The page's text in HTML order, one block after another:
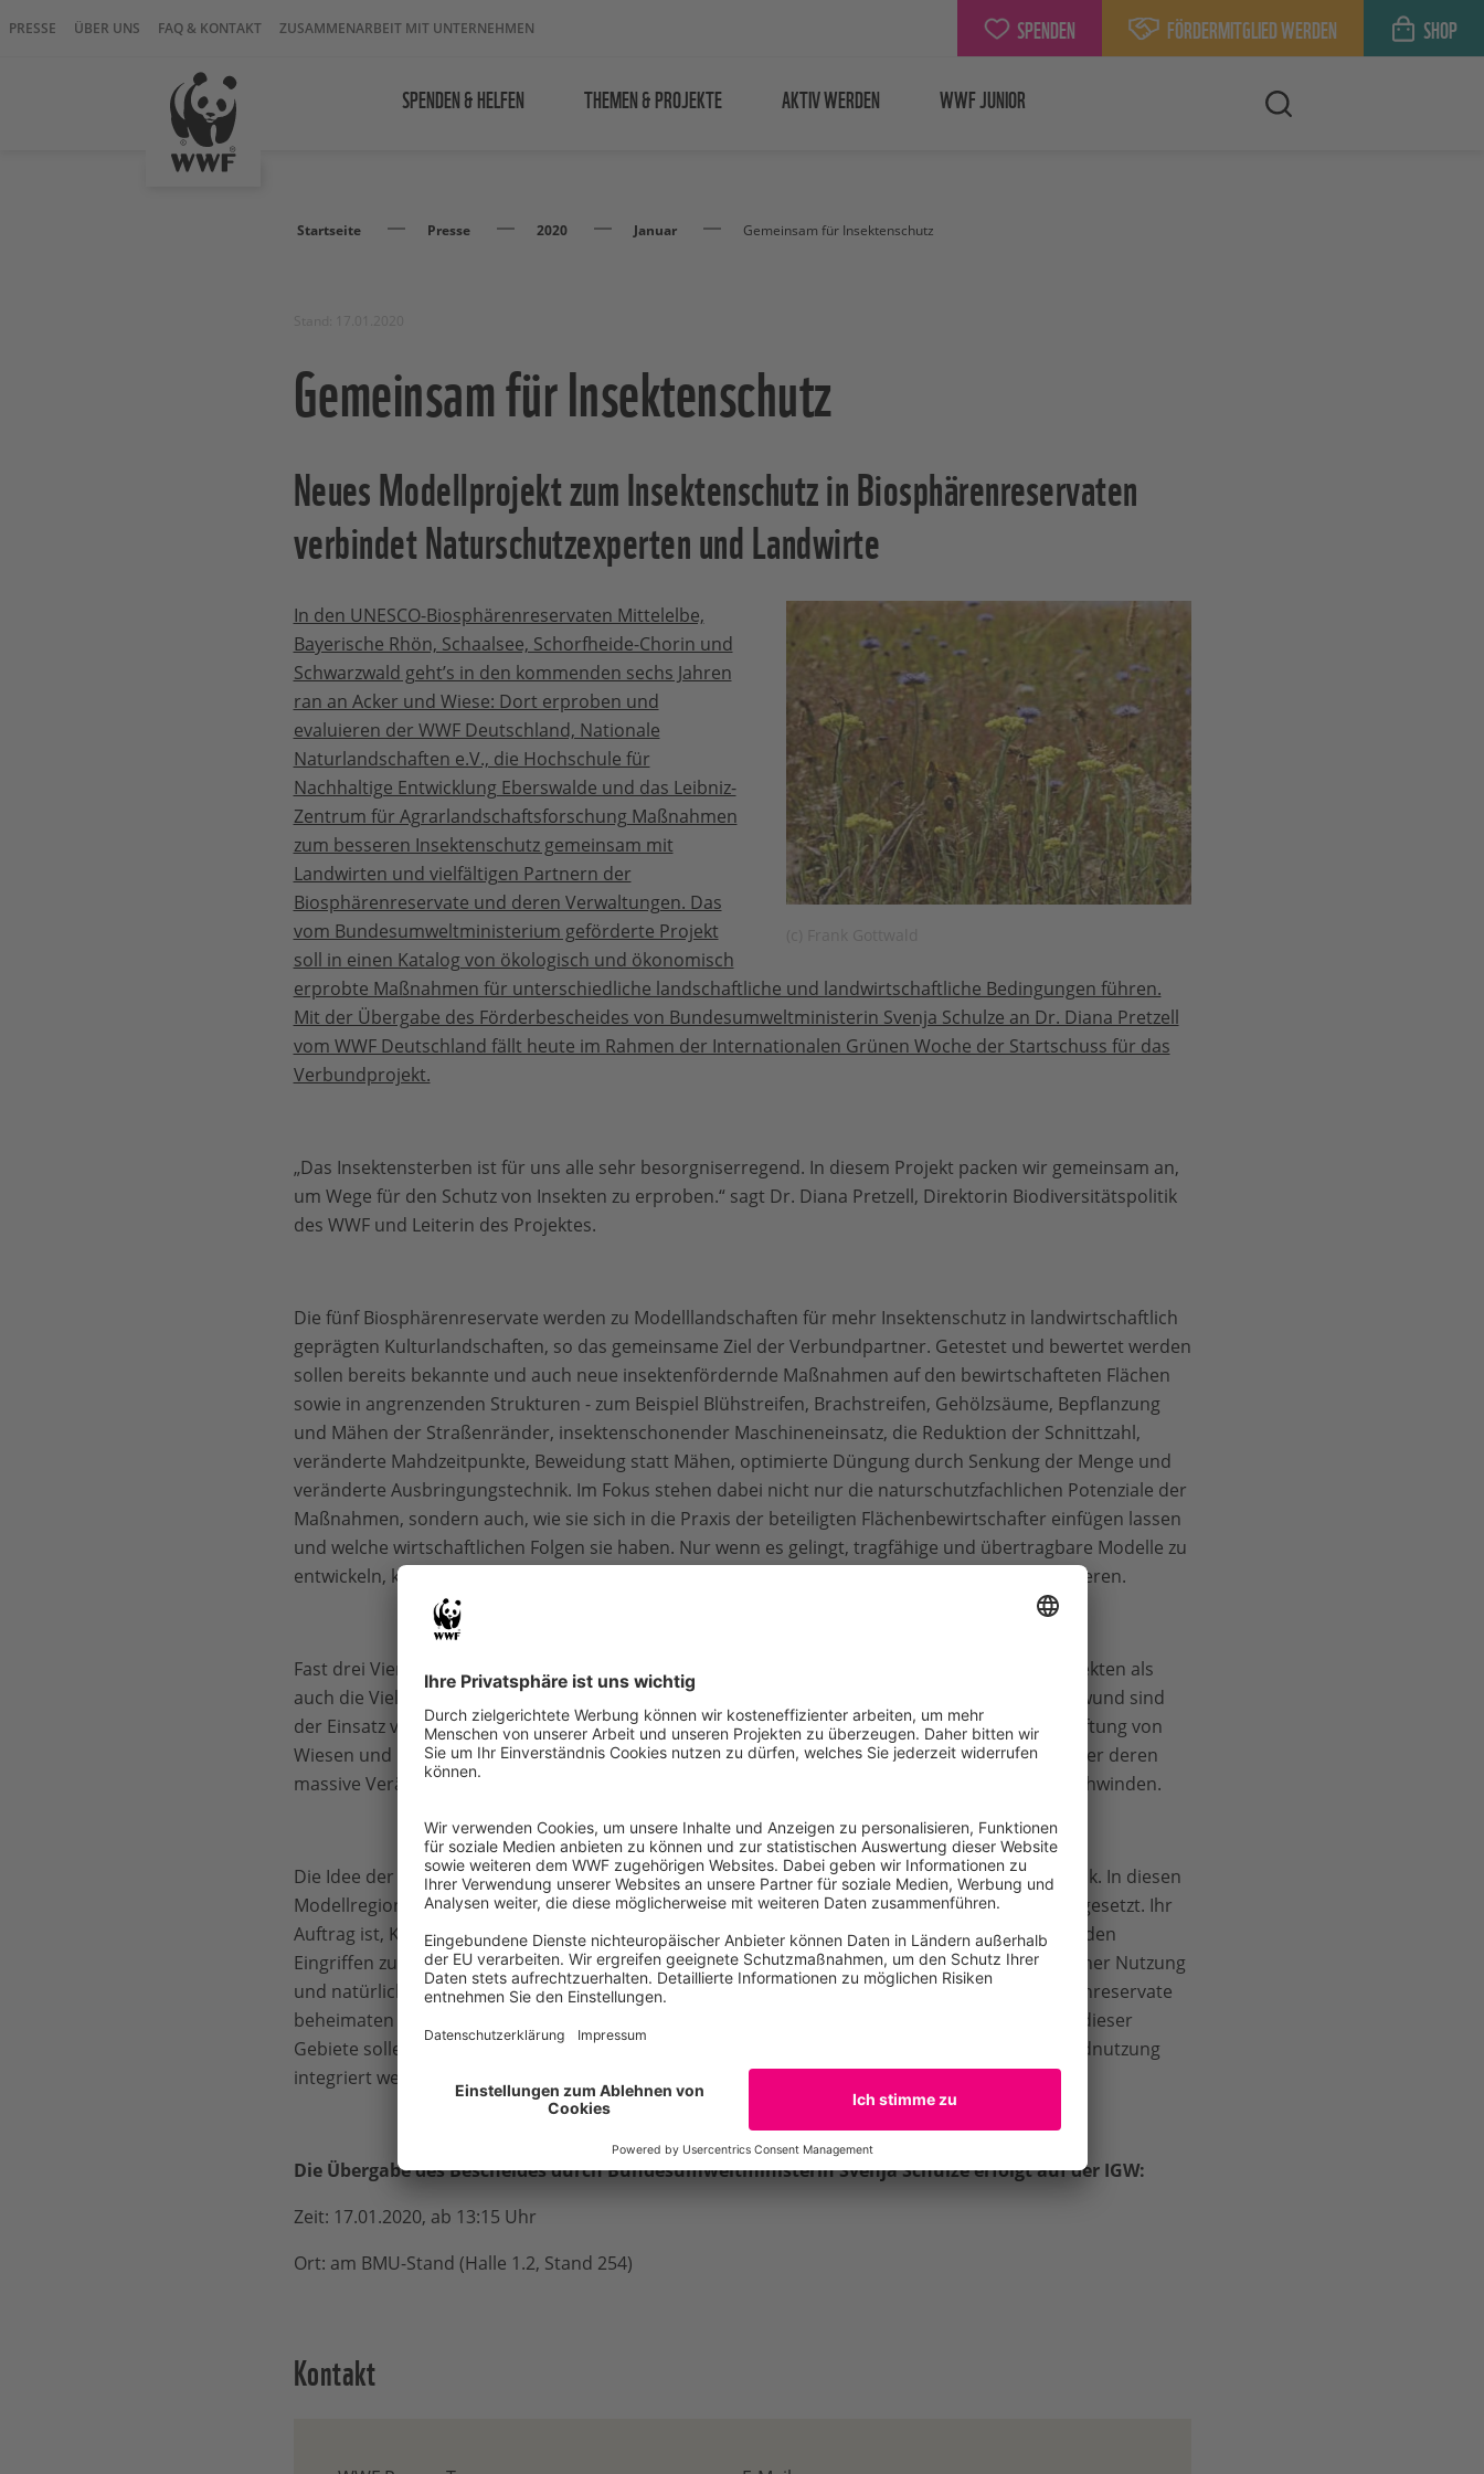
PRESSE ÜBER UNS FAQ & KONTAKT ZUSAMMENARBEIT MIT UNTERNEHMEN SPENDEN FÖRDERMITGLIED WERDEN SHOP
SPENDEN & HELFEN THEMEN & PROJEKTE AKTIV WERDEN WWF JUNIOR
Startseite Presse 2020 Januar Gemeinsam für Insektenschutz
Gemeinsam für Insektenschutz
Neues Modellprojekt zum Insektenschutz in Biosphärenreservaten
verbindet Naturschutzexperten und Landwirte
In den UNESCO-Biosphärenreservaten Mittelelbe,
Bayerische Rhön, Schaalsee, Schorfheide-Chorin und
Schwarzwald geht’s in den kommenden sechs Jahren
ran an Acker und Wiese: Dort erproben und
evaluieren der WWF Deutschland, Nationale
Naturlandschaften e.V., die Hochschule für
Nachhaltige Entwicklung Eberswalde und das Leibniz-
Zentrum für Agrarlandschaftsforschung Maßnahmen
zum besseren Insektenschutz gemeinsam mit
Landwirten und vielfältigen Partnern der
Biosphärenreservate und deren Verwaltungen. Das
vom Bundesumweltministerium geförderte Projekt
soll in einen Katalog von ökologisch und ökonomisch
erprobte Maßnahmen für unterschiedliche landschaftliche und landwirtschaftliche Bedingungen führen.
Mit der Übergabe des Förderbescheides von Bundesumweltministerin Svenja Schulze an Dr. Diana Pretzell
vom WWF Deutschland fällt heute im Rahmen der Internationalen Grünen Woche der Startschuss für das
Verbundprojekt.
„Das Insektensterben ist für uns alle sehr besorgniserregend. In diesem Projekt packen wir gemeinsam an,
um Wege für den Schutz von Insekten zu erproben.“ sagt Dr. Diana Pretzell, Direktorin Biodiversitätspolitik
des WWF und Leiterin des Projektes.
Die fünf Biosphärenreservate werden zu Modelllandschaften für mehr Insektenschutz in landwirtschaftlich
geprägten Kulturlandschaften, so das gemeinsame Ziel der Verbundpartner. Getestet und bewertet werden
sollen bereits bekannte und auch neue insektenfördernde Maßnahmen auf den bewirtschafteten Flächen
sowie in angrenzenden Strukturen - zum Beispiel Blühstreifen, Brachstreifen, Gehölzsäume, Bepflanzung
und Mähen der Straßenränder, insektenschonender Maschineneinsatz, die Reduktion der Schnittzahl,
veränderte Mahdzeitpunkte, Beweidung statt Mähen, optimierte Düngung durch Senkung der Menge und
veränderte Ausbringungstechnik. Im Fokus stehen dabei nicht nur die naturschutzfachlichen Potenziale der
Maßnahmen, sondern auch, wie sie sich in die Praxis der beteiligten Flächenbewirtschafter einfügen lassen
und welche wirtschaftlichen Folgen sie haben. Nur wenn es gelingt, tragfähige und übertragbare Modelle zu
entwickeln, kann sich eine insektengerechte Landnutzung langfristig und flächendeckend etablieren.
Fast drei Viertel aller Tierarten in Deutschland sind Insekten. Sowohl die Gesamtmenge der Insekten als
auch die Vielfalt der Insektenarten in Deutschland sinkt. Zentrale Faktoren für den Insektenschwund sind
der Einsatz von Pflanzenschutz- und Düngemitteln, intensivierte landwirtschaftliche Bewirtschaftung von
Wiesen und Feldern oder Lichtverschmutzung. Hinzu kommt der Verlust von Lebensräumen oder deren
massive Veränderung, beispielsweise wenn Streuobstwiesen, Hecken oder Kleingewässer verschwinden.
Die Idee der Biosphärenreservate geht auf ein Programm der UNESCO aus dem Jahr 1970 zurück. In diesen
Modellregionen wird das Zusammenleben von Mensch und Natur beispielhaft erprobt und umgesetzt. Ihr
Auftrag ist, Kulturlandschaften und wichtige Lebensräume für Mensch und Natur vor zerstörenden
Eingriffen zu bewahren. Dazu gehört, in den Biosphärenreservaten eine Balance von menschlicher Nutzung
und natürlichen Kreisläufen zu erreichen. Deutschlands derzeit 16 offizielle UNESCO-Biosphärenreservate
beheimaten regional höchst unterschiedliche historisch gewachsene ökologische Vielfalt. Fünf dieser
Gebiete sollen nun zu Modelllandschaften entwickelt werden, in denen Insektenschutz und Landnutzung
integriert werden.
Die Übergabe des Bescheides durch Bundesumweltministerin Svenja Schulze erfolgt auf der IGW:
Zeit: 17.01.2020, ab 13:15 Uhr
Ort: am BMU-Stand (Halle 1.2, Stand 254)
Kontakt